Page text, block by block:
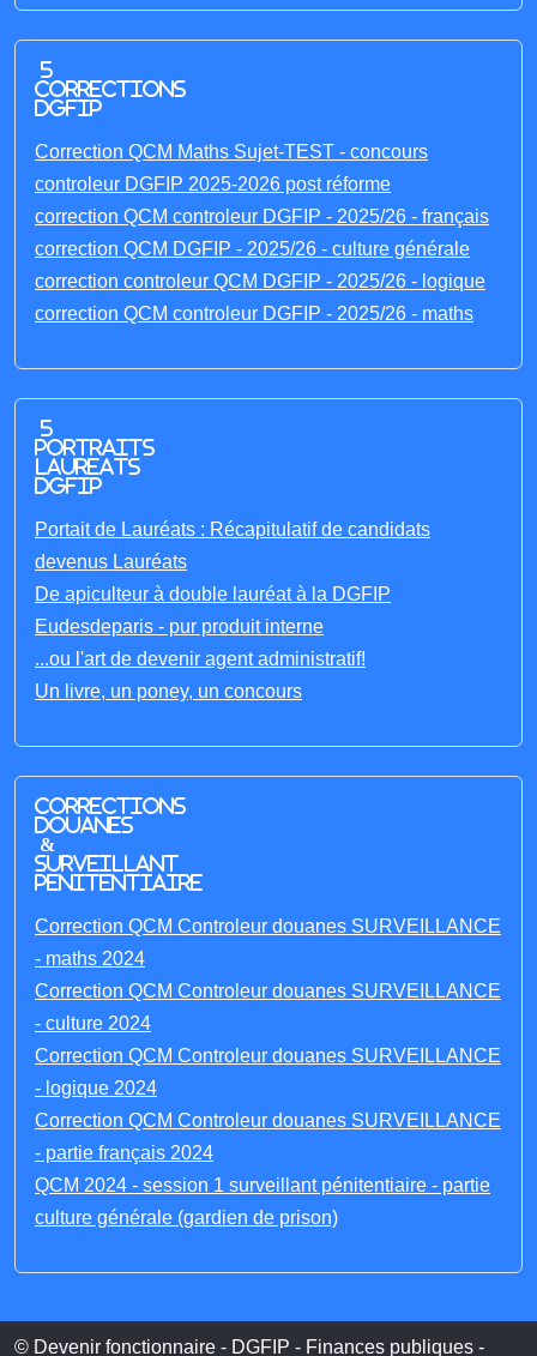
5
corrections
DGFIP
Correction QCM Maths Sujet-TEST - concours
controleur DGFIP 2025-2026 post réforme
correction QCM controleur DGFIP - 2025/26 - français
correction QCM DGFIP - 2025/26 - culture générale
correction controleur QCM DGFIP - 2025/26 - logique
correction QCM controleur DGFIP - 2025/26 - maths
5
portraits
laureats
DGFIP
Portait de Lauréats : Récapitulatif de candidats
devenus Lauréats
De apiculteur à double lauréat à la DGFIP
Eudesdeparis - pur produit interne
...ou l'art de devenir agent administratif!
Un livre, un poney, un concours
Corrections
Douanes
&
Surveillant
penitentiaire
Correction QCM Controleur douanes SURVEILLANCE
- maths 2024
Correction QCM Controleur douanes SURVEILLANCE
- culture 2024
Correction QCM Controleur douanes SURVEILLANCE
- logique 2024
Correction QCM Controleur douanes SURVEILLANCE
- partie français 2024
QCM 2024 - session 1 surveillant pénitentiaire - partie
culture générale (gardien de prison)
© Devenir fonctionnaire - DGFIP - Finances publiques -